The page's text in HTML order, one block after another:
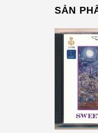
SẢN